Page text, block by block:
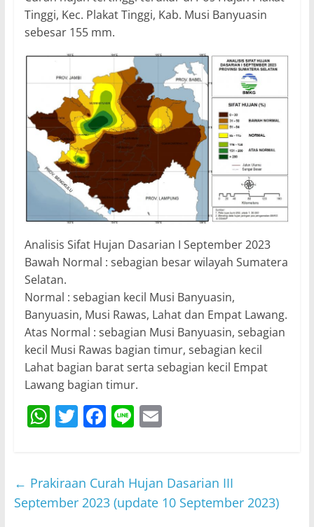
Tinggi, Kec. Plakat Tinggi, Kab. Musi Banyuasin
sebesar 155 mm.
Analisis Sifat Hujan Dasarian I September 2023
Bawah Normal : sebagian besar wilayah Sumatera
Selatan.
Normal : sebagian kecil Musi Banyuasin,
Banyuasin, Musi Rawas, Lahat dan Empat Lawang.
Atas Normal : sebagian Musi Banyuasin, sebagian
kecil Musi Rawas bagian timur, sebagian kecil
Lahat bagian barat serta sebagian kecil Empat
Lawang bagian timur.
W
s
A
T
er
F
e
b
Li E
l
← Prakiraan Curah Hujan Dasarian III
September 2023 (update 10 September 2023)